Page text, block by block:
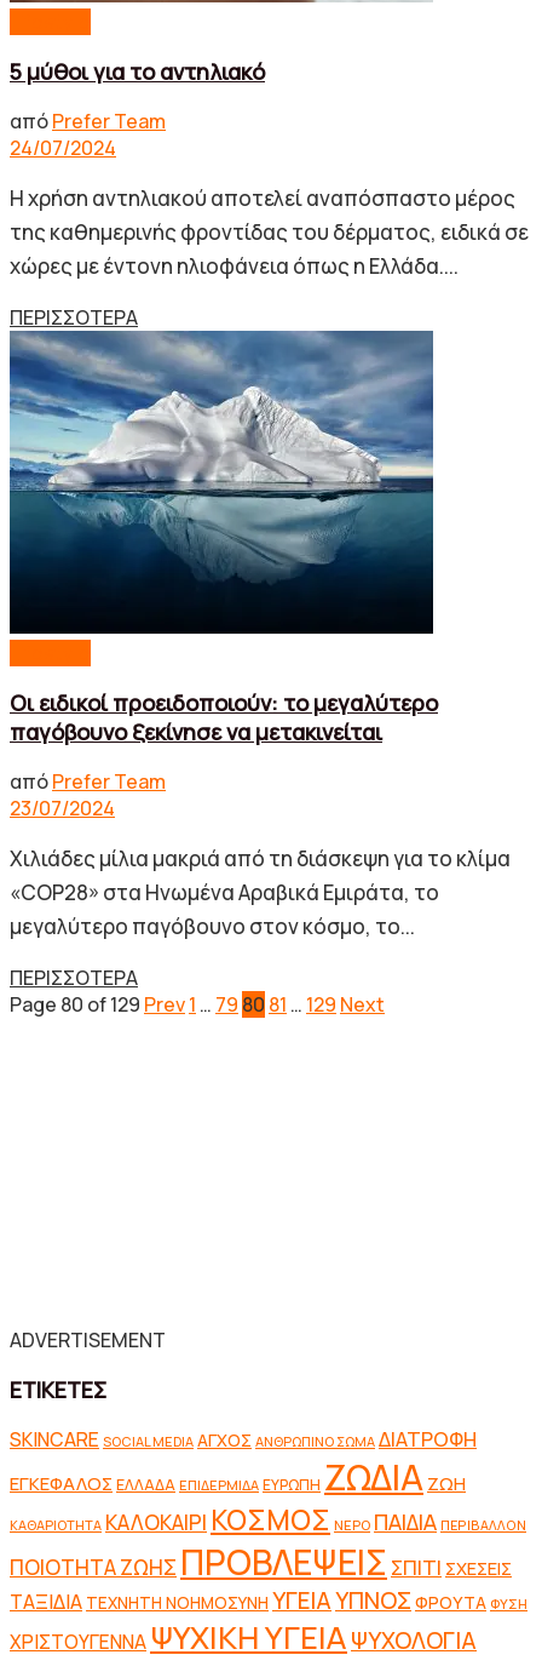
5 μύθοι για το αντηλιακό
απόPrefer Team
24/07/2024
Η χρήση αντηλιακού αποτελεί αναπόσπαστο μέρος
της καθημερινής φροντίδας του δέρματος, ειδικά σε
χώρες με έντονη ηλιοφάνεια όπως η Ελλάδα....
ΠΕΡΙΣΣΟΤΕΡΑDetails
Οι ειδικοί προειδοποιούν: το μεγαλύτερο
παγόβουνο ξεκίνησε να μετακινείται
απόPrefer Team
23/07/2024
Χιλιάδες μίλια μακριά από τη διάσκεψη για το κλίμα
«COP28» στα Ηνωμένα Αραβικά Εμιράτα, το
μεγαλύτερο παγόβουνο στον κόσμο, το...
ΠΕΡΙΣΣΟΤΕΡΑDetails
Page 80 of 129 Prev1 … 79 80 81 … 129 Next
ADVERTISEMENT
ΕΤΙΚΕΤΕΣ
SKINCARE SOCIAL MEDIA ΑΓΧΟΣ ΑΝΘΡΩΠΙΝΟ ΣΩΜΑ ΔΙΑΤΡΟΦΗ
ΕΓΚΕΦΑΛΟΣ ΕΛΛΑΔΑ ΕΠΙΔΕΡΜΙΔΑ ΕΥΡΩΠΗ ΖΩΔΙΑ ΖΩΗ
ΚΑΘΑΡΙΟΤΗΤΑ ΚΑΛΟΚΑΙΡΙ ΚΟΣΜΟΣ ΝΕΡΟ ΠΑΙΔΙΑ ΠΕΡΙΒΑΛΛΟΝ
ΠΟΙΟΤΗΤΑ ΖΩΗΣ ΠΡΟΒΛΕΨΕΙΣ ΣΠΙΤΙ ΣΧΕΣΕΙΣ
ΤΑΞΙΔΙΑ ΤΕΧΝΗΤΗ ΝΟΗΜΟΣΥΝΗ ΥΓΕΙΑΥΠΝΟΣ ΦΡΟΥΤΑ ΦΥΣΗ
ΧΡΙΣΤΟΥΓΕΝΝΑ ΨΥΧΙΚΗ ΥΓΕΙΑΨΥΧΟΛΟΓΙΑ